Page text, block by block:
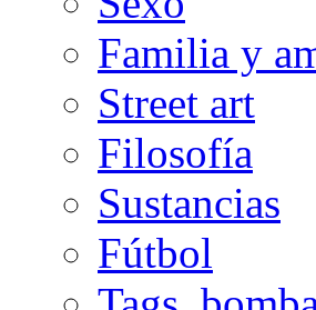
Familia y
Street art
Filosofía
Sustancias
Fútbol